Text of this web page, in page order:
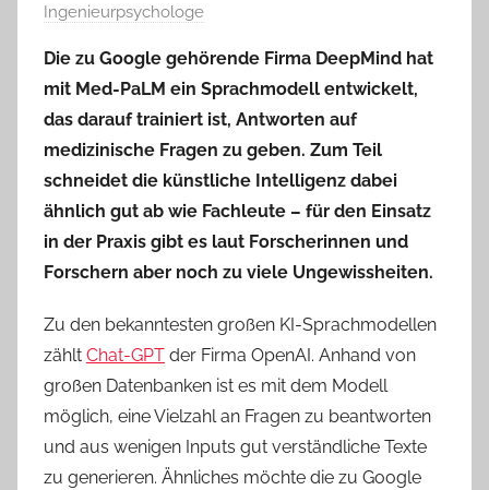
Ingenieurpsychologe
Die zu Google gehörende Firma DeepMind hat
mit Med-PaLM ein Sprachmodell entwickelt,
das darauf trainiert ist, Antworten auf
medizinische Fragen zu geben. Zum Teil
schneidet die künstliche Intelligenz dabei
ähnlich gut ab wie Fachleute – für den Einsatz
in der Praxis gibt es laut Forscherinnen und
Forschern aber noch zu viele Ungewissheiten.
Zu den bekanntesten großen KI-Sprachmodellen
zählt Chat-GPT der Firma OpenAI. Anhand von
großen Datenbanken ist es mit dem Modell
möglich, eine Vielzahl an Fragen zu beantworten
und aus wenigen Inputs gut verständliche Texte
zu generieren. Ähnliches möchte die zu Google